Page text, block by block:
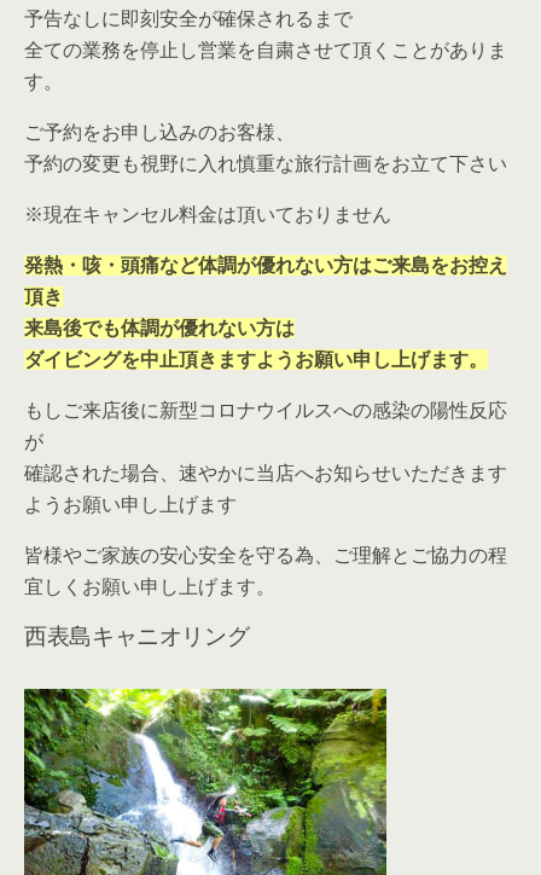
予告なしに即刻安全が確保されるまで
全ての業務を停止し営業を自粛させて頂くことがありま
す。
ご予約をお申し込みのお客様、
予約の変更も視野に入れ慎重な旅行計画をお立て下さい
※現在キャンセル料金は頂いておりません
発熱・咳・頭痛など体調が優れない方はご来島をお控え
頂き
来島後でも体調が優れない方は
ダイビングを中止頂きますようお願い申し上げます。
もしご来店後に新型コロナウイルスへの感染の陽性反応
が
確認された場合、速やかに当店へお知らせいただきます
ようお願い申し上げます
皆様やご家族の安心安全を守る為、ご理解とご協力の程
宜しくお願い申し上げます。
西表島キャニオリング